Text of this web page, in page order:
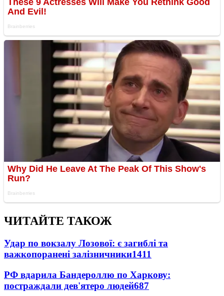
ЧИТАЙТЕ ТАКОЖ
Удар по вокзалу Лозової: є загиблі та
важкопоранені залізничники1411
РФ вдарила Бандероллю по Харкову:
постраждали дев'ятеро людей687